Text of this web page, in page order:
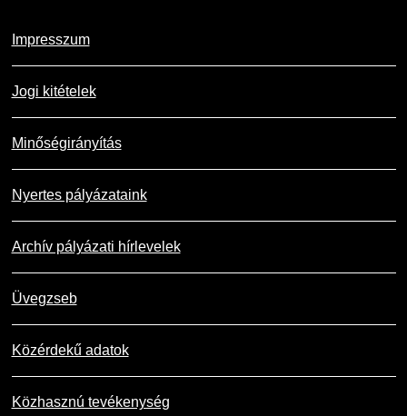
Impresszum
Jogi kitételek
Minőségirányítás
Nyertes pályázataink
Archív pályázati hírlevelek
Üvegzseb
Közérdekű adatok
Közhasznú tevékenység